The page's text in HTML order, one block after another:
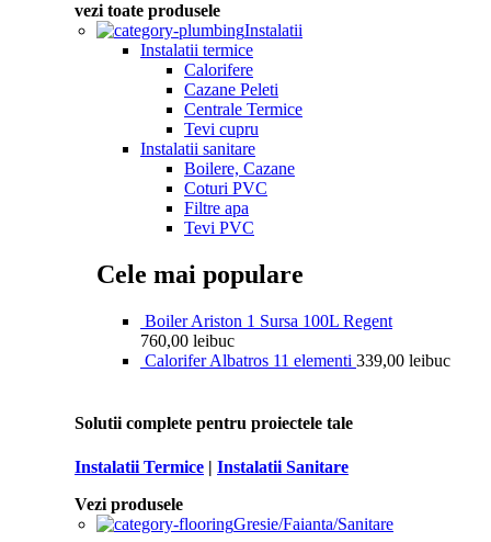
vezi toate produsele
Instalatii
Instalatii termice
Calorifere
Cazane Peleti
Centrale Termice
Tevi cupru
Instalatii sanitare
Boilere, Cazane
Coturi PVC
Filtre apa
Tevi PVC
Cele mai populare
Boiler Ariston 1 Sursa 100L Regent
760,00 leibuc
Calorifer Albatros 11 elementi 339,00 leibuc
Solutii complete pentru proiectele tale
Instalatii Termice | Instalatii Sanitare
Vezi produsele
Gresie/Faianta/Sanitare